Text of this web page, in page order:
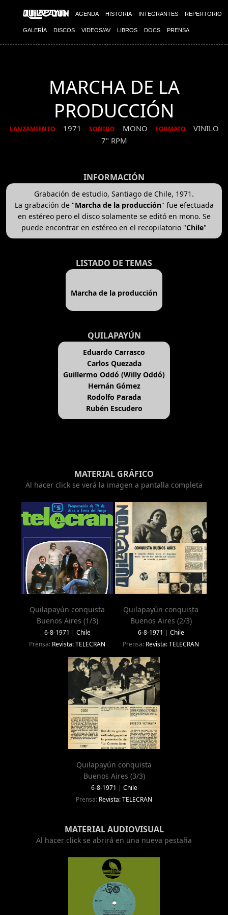
AGENDA HISTORIA INTEGRANTES REPERTORIO
GALERÍA DISCOS VIDEOS/AV LIBROS DOCS PRENSA
MARCHA DE LA
PRODUCCIÓN
LANZAMIENTO 1971 SONIDO MONO FORMATO
VINILO
7" RPM
INFORMACIÓN
Grabación de estudio, Santiago de Chile, 1971.
La grabación de "Marcha de la producción" fue efectuada
en estéreo pero el disco solamente se editó en mono. Se
puede encontrar en estéreo en el recopilatorio "Chile"
LISTADO DE TEMAS
Marcha de la producción
QUILAPAYÚN
Eduardo Carrasco
Carlos Quezada
Guillermo Oddó (Willy Oddó)
Hernán Gómez
Rodolfo Parada
Rubén Escudero
MATERIAL GRÁFICO
Al hacer click se verá la imagen a pantalla completa
Quilapayún conquista
Buenos Aires (1/3)
6-8-1971 | Chile
Prensa: Revista: TELECRAN
Quilapayún conquista
Buenos Aires (2/3)
6-8-1971 | Chile
Prensa: Revista: TELECRAN
Quilapayún conquista
Buenos Aires (3/3)
6-8-1971 | Chile
Prensa: Revista: TELECRAN
MATERIAL AUDIOVISUAL
Al hacer click se abrirá en una nueva pestaña